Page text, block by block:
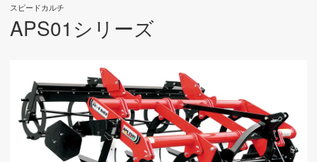
スピードカルチ
APS01シリーズ